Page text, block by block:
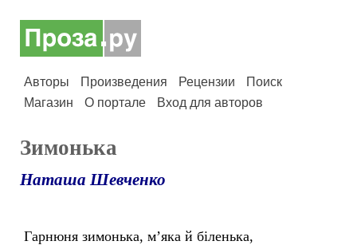
Авторы Произведения Рецензии
Поиск
Магазин
О портале Вход для авторов
Зимонька
Наташа Шевченко
Гарнюня зимонька, м’яка й біленька,